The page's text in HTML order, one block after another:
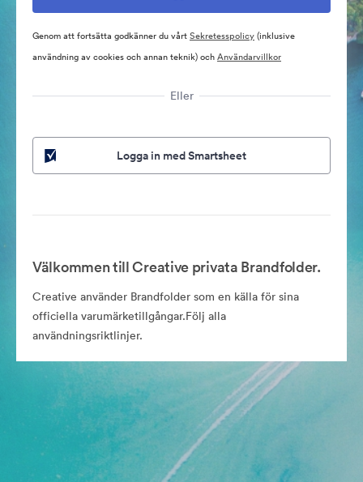
Genom att fortsätta godkänner du vårtSekretesspolicy(inklusive
användning av cookies och annan teknik) ochAnvändarvillkor
Eller
Logga in med Smartsheet
Välkommen till Creative privata Brandfolder.
Creative använder Brandfolder som en källa för sina
officiella varumärketillgångar.Följ alla
användningsriktlinjer.